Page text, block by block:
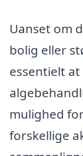
Uanset om
bolig eller
essentielt
mulighed
forskellige